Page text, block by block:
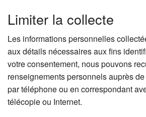
Limiter la collecte
Les informations personnelles
aux détails nécessaires aux fins
votre consentement, nous pouvons
renseignements personnels auprès
par téléphone ou en correspondant
télécopie ou Internet.